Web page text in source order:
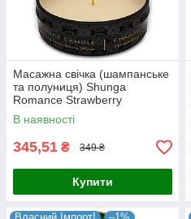
Масажна свічка (шампанське
та полуниця) Shunga
Romance Strawberry
Sparkling Wine
В наявності
345,51 ₴ 349 ₴
Купити